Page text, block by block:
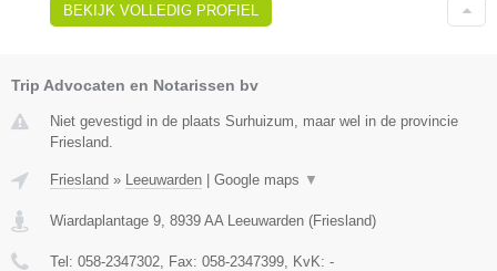
BEKIJK VOLLEDIG PROFIEL
Trip Advocaten en Notarissen bv
Niet gevestigd in de plaats Surhuizum, maar wel in de provincie
Friesland.
Friesland » Leeuwarden Google maps ▼
Wiardaplantage 9 8939 AA Leeuwarden (Friesland)
Tel: 058-2347302 , Fax: 058-2347399 , KvK: -